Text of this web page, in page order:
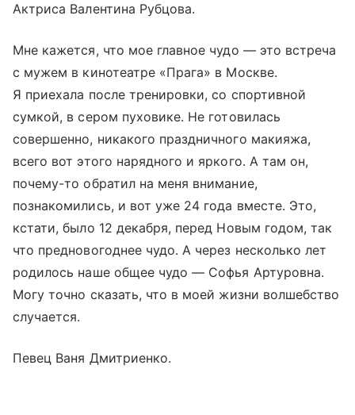
Актриса Валентина Рубцова.
Мне кажется, что мое главное чудо — это встреча
с мужем в кинотеатре «Прага» в Москве.
Я приехала после тренировки, со спортивной
сумкой, в сером пуховике. Не готовилась
совершенно, никакого праздничного макияжа,
всего вот этого нарядного и яркого. А там он,
почему-то обратил на меня внимание,
познакомились, и вот уже 24 года вместе. Это,
кстати, было 12 декабря, перед Новым годом, так
что предновогоднее чудо. А через несколько лет
родилось наше общее чудо — Софья Артуровна.
Могу точно сказать, что в моей жизни волшебство
случается.
Певец Ваня Дмитриенко.